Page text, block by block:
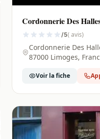
Cordonnerie Des
/5( avis)
Cordonnerie Des
87000 Limoges,
Voir la fiche